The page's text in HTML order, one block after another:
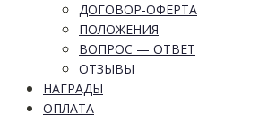
ДОГОВОР-ОФЕРТА
ПОЛОЖЕНИЯ
ВОПРОС — ОТВЕТ
ОТЗЫВЫ
НАГРАДЫ
ОПЛАТА